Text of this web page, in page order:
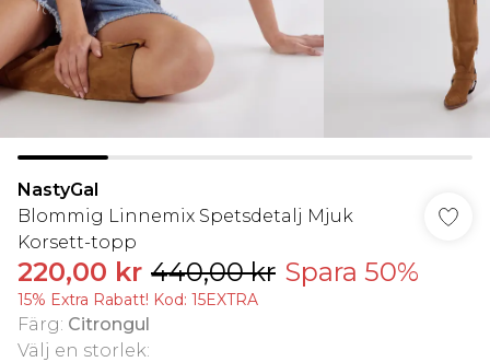
NastyGal
Blommig Linnemix Spetsdetalj Mjuk
Korsett-topp
220,00 kr 440,00 kr Spara 50%
15% Extra Rabatt! Kod: 15EXTRA
Färg: Citrongul
Välj en storlek: